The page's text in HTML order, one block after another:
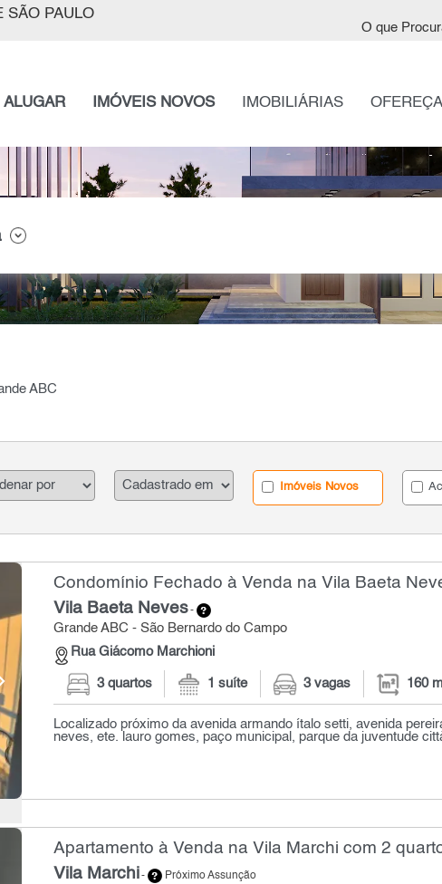
SÃO PAULO
O que
ALUGAR IMÓVEIS NOVOS IMOBILIÁRIAS
ABC
Imóveis Novos
Condomínio Fechado à Venda na Vila Baeta
Vila Baeta Neves-
Grande ABC - São Bernardo do Campo
Rua Giácomo Marchioni
3 quartos 1 suíte 3 vagas 160
Localizado próximo da avenida armando ítalo setti, avenida
neves, ete. lauro gomes, paço municipal, parque da juventude
Apartamento à Venda na Vila Marchi com 2
Vila Marchi- Próximo Assunção